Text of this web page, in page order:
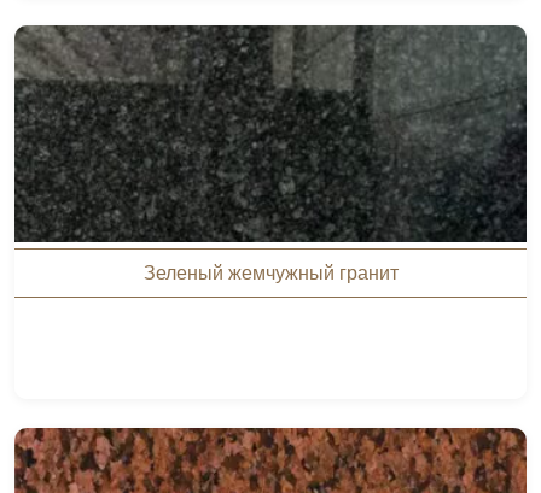
Зеленый жемчужный гранит